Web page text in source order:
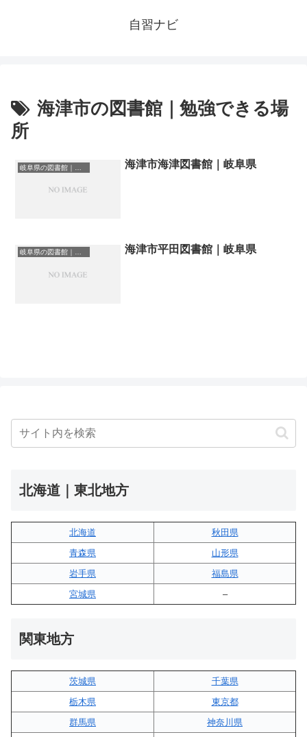
自習ナビ
海津市の図書館｜勉強できる場
所
海津市海津図書館｜岐阜県
岐阜県の図書館｜勉強できる場所 海津市平田図書館｜岐阜県
北海道｜東北地方
北海道
秋田県
青森県
山形県
岩手県
福島県
宮城県
–
関東地方
茨城県
千葉県
栃木県
東京都
群馬県
神奈川県